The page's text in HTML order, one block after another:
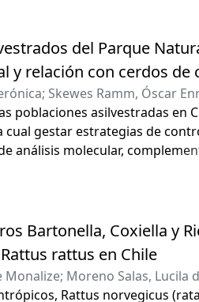
del Parque
y relación con cerdos de
; Skewes Ramm, Óscar
poblaciones asilvestradas en
gestar estrategias de
análisis molecular,
y pronóstico esperable de la
indagación de signos
se obtuvieron
del área de distribución. Se
y 12 loci microsatélites
crianza local. Sumado al
Bartonella, Coxiella y
rattus en Chile
Monalize; Moreno Salas, Lucila
Rattus norvegicus